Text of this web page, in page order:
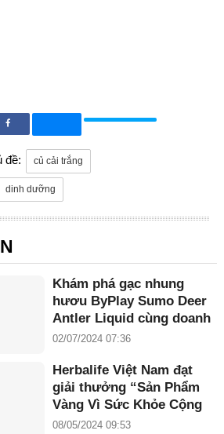
đề: củ cải trắng
dinh dưỡng
Khám phá gạc nhung
hươu ByPlay Sumo Deer
Antler Liquid cùng doanh
nhân Maria Tuyền
02/07/2024 07:36
Herbalife Việt Nam đạt
giải thưởng “Sản Phẩm
Vàng Vì Sức Khỏe Cộng
Đồng năm 2024”
08/05/2024 09:53